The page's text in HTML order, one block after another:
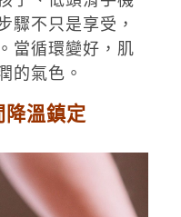
驟不只是享受，
當循環變好，肌
的氣色。
降溫鎮定